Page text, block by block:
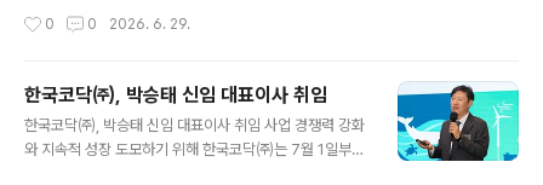
체계적인 기업의 사회적 책임(CSR) 접근 방식에 대한 명
부장이 지난 6월 17일 서울 중소기업DMC타워에서 열린
산업 혁신에 기여한 공로를 인정받아 중소벤처기업부 장관
표창을 수상했다. 2007년 과장으로 입사해 지난 1월 본부
장으로 취임하기까지 18년여간 ㈜프린피아의 성장을 이
끌어 온 그는, 현장 중심의 스마트 제조 혁신과 글로벌 수준
0 0 2026. 6. 29.
한국코닥㈜, 박승태 신임 대표이사 취임
한국코닥㈜, 박승태 신임 대표이사 취임 사업 경쟁력 강화
와 지속적 성장 도모하기 위해 한국코닥㈜는 7월 1일부로